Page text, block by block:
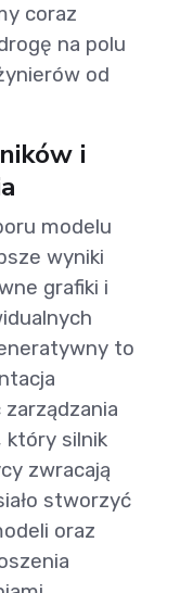
coraz
na polu
od
i
modelu
wyniki
grafiki i
to
który silnik
zwracają
stworzyć
oraz